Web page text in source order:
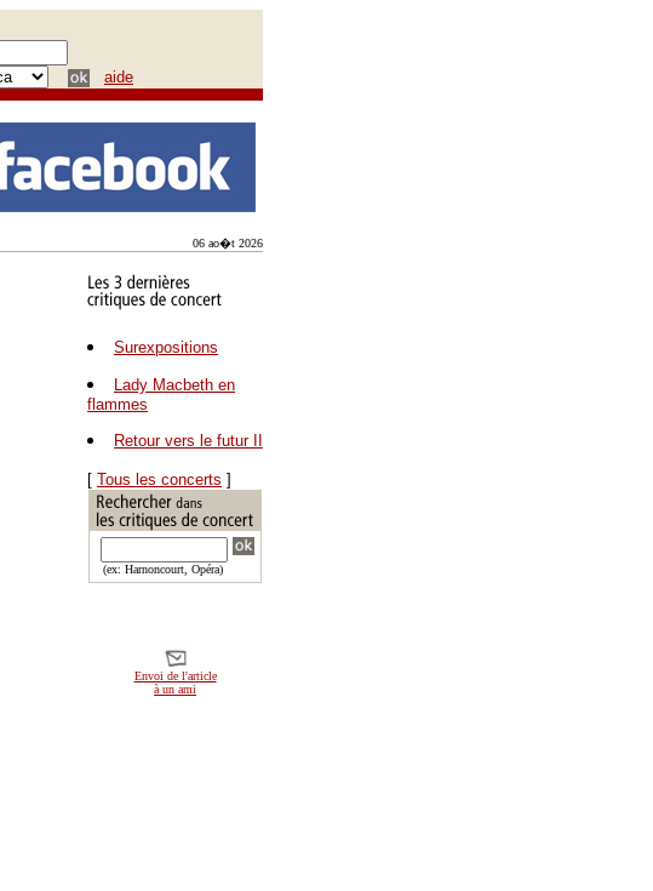
aide
06 ao�t 2026
Surexpositions
Lady Macbeth en
flammes
Retour vers le futur II
[ Tous les concerts ]
(ex: Harnoncourt, Opéra)
Envoi de l'article
à un ami